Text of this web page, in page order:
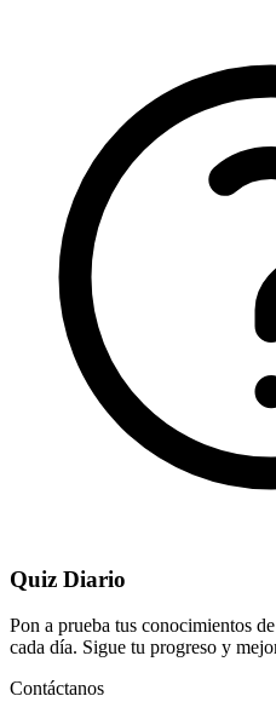
Quiz Diario
Pon a prueba tus conocimientos
cada día. Sigue tu progreso y
Contáctanos